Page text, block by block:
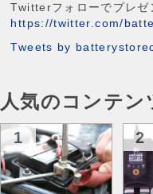
Twitterフォローでプレゼ
https://twitter.com/
Tweets by
人気のコンテン
1 2